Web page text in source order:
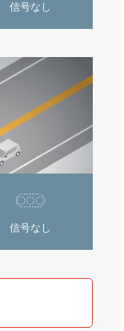
信号なし
信号なし